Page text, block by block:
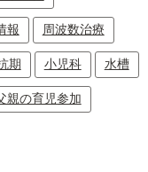
報 周波数治療
期 小児科 水槽
親の育児参加